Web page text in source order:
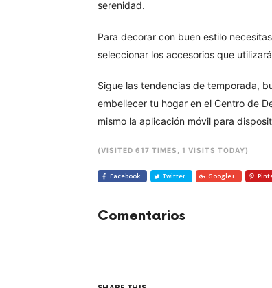
serenidad.
Para decorar con buen estilo
seleccionar los accesorios que
Sigue las tendencias de temporada,
embellecer tu hogar en el Centro de
mismo la aplicación móvil para
(VISITED 617 TIMES, 1 VISITS TODAY)
Facebook Twitter Google+
Comentarios